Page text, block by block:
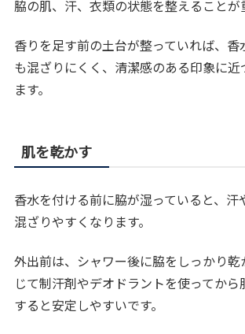
脇の肌、汗、衣類の状態を整えることが
香りを足す前の土台が整っていれば、香
も混ざりにくく、清潔感のある印象に近
ます。
肌を乾かす
香水を付ける前に脇が湿っていると、汗
混ざりやすくなります。
外出前は、シャワー後に脇をしっかり
じて制汗剤やデオドラントを使ってから
すると安定しやすいです。